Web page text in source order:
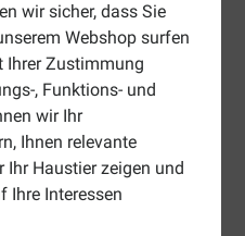
wir sicher, dass Sie
Webshop surfen
Ihrer Zustimmung
, Funktions- und
wir Ihr
Ihnen relevante
Haustier zeigen und
Ihre Interessen
Kanarienfutterist eine
Samenmischung,
ist.
Samenmischung
Wassermetzger und